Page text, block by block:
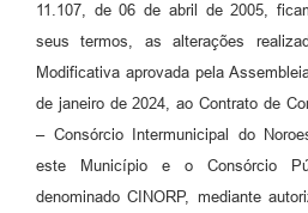
11.107, de 06 de abril de 2005,
seus termos, as alterações
Modificativa aprovada pela
de janeiro de 2024, ao Contrato de
– Consórcio Intermunicipal do
este Município e o Consórcio
denominado CINORP, mediante